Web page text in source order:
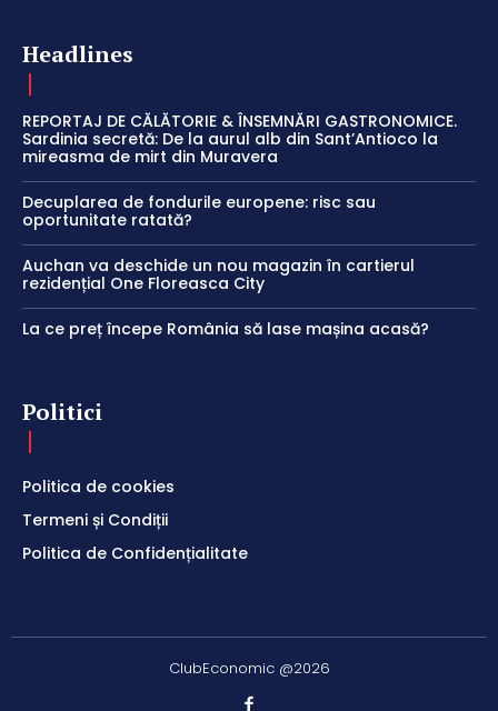
Headlines
REPORTAJ DE CĂLĂTORIE & ÎNSEMNĂRI GASTRONOMICE.
Sardinia secretă: De la aurul alb din Sant’Antioco la
mireasma de mirt din Muravera
Decuplarea de fondurile europene: risc sau
oportunitate ratată?
Auchan va deschide un nou magazin în cartierul
rezidențial One Floreasca City
La ce preț începe România să lase mașina acasă?
Politici
Politica de cookies
Termeni și Condiții
Politica de Confidențialitate
ClubEconomic @2026